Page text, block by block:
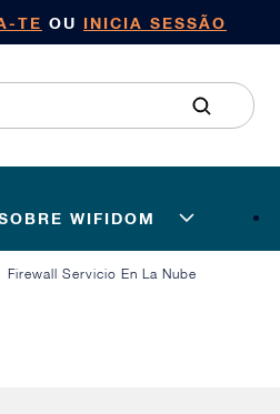
TE OU INICIA SESSÃO
WIFIDOM
Firewall Servicio En La Nube